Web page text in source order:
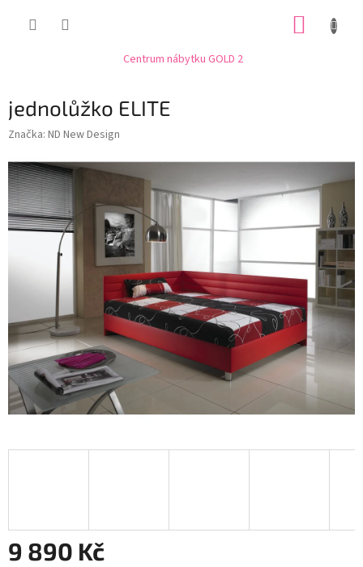
Centrum nábytku GOLD 2
jednolůžko ELITE
Značka: ND New Design
9 890 Kč